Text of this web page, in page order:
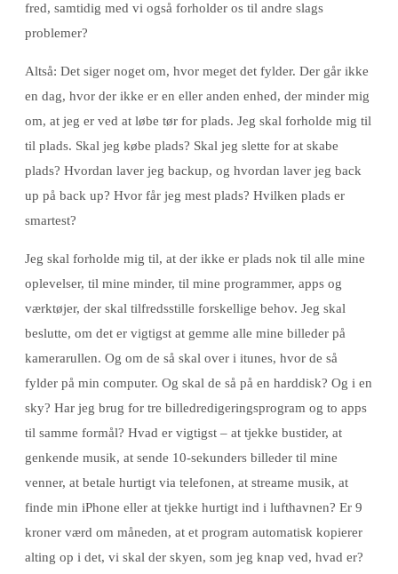
fred, samtidig med vi også forholder os til andre slags
problemer?
Altså: Det siger noget om, hvor meget det fylder. Der går ikke
en dag, hvor der ikke er en eller anden enhed, der minder mig
om, at jeg er ved at løbe tør for plads. Jeg skal forholde mig til
til plads. Skal jeg købe plads? Skal jeg slette for at skabe
plads? Hvordan laver jeg backup, og hvordan laver jeg back
up på back up? Hvor får jeg mest plads? Hvilken plads er
smartest?
Jeg skal forholde mig til, at der ikke er plads nok til alle mine
oplevelser, til mine minder, til mine programmer, apps og
værktøjer, der skal tilfredsstille forskellige behov. Jeg skal
beslutte, om det er vigtigst at gemme alle mine billeder på
kamerarullen. Og om de så skal over i itunes, hvor de så
fylder på min computer. Og skal de så på en harddisk? Og i en
sky? Har jeg brug for tre billedredigeringsprogram og to apps
til samme formål? Hvad er vigtigst – at tjekke bustider, at
genkende musik, at sende 10-sekunders billeder til mine
venner, at betale hurtigt via telefonen, at streame musik, at
finde min iPhone eller at tjekke hurtigt ind i lufthavnen? Er 9
kroner værd om måneden, at et program automatisk kopierer
alting op i det, vi skal der skyen, som jeg knap ved, hvad er?